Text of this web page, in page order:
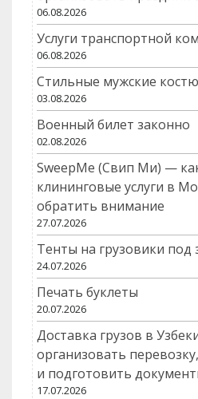
06.08.2026
Услуги транспортной
06.08.2026
Стильные мужские
03.08.2026
Военный билет законно
02.08.2026
SweepMe (Свип Ми) —
клининговые услуги в
обратить внимание
27.07.2026
Тенты на грузовики под
24.07.2026
Печать буклеты
20.07.2026
Доставка грузов в
организовать
и подготовить
17.07.2026